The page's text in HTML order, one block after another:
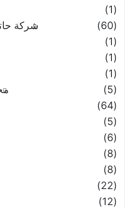
(1)
شركة
(60)
(1)
(1)
(1)
(5)
(64)
(5)
(6)
(8)
(8)
(22)
(12)